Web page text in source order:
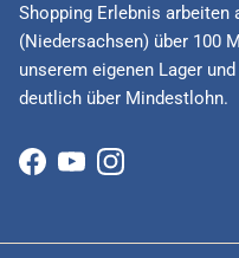
Shopping Erlebnis arbeiten
(Niedersachsen) über 100
unserem eigenen Lager
deutlich über Mindestlohn.
Facebook
YouTubeInstagram